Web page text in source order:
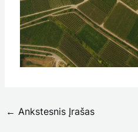
← Ankstesnis Įrašas